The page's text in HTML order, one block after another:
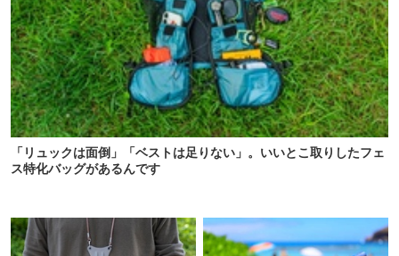
「リュックは面倒」「ベストは足りない」。いいとこ取りしたフェ
ス特化バッグがあるんです